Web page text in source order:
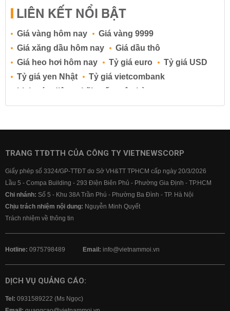
LIÊN KẾT NỔI BẬT
Giá vàng hôm nay
Giá vàng 9999
Giá xăng dầu hôm nay
Giá dầu thô
Giá heo hơi hôm nay
Tỷ giá euro
Tỷ giá USD
Tỷ giá yen Nhật
Tỷ giá vietcombank
Lịch cúp điện
Lãi suất ngân hàng
Lãi suất tiết kiệm
Lãi suất tiền gửi
Lãi suất ngân hàng BIDV
Lãi suất ngân hàng Vietcombank
TRANG TTĐTTH CỦA CÔNG TY VIETNEWSCORP
Giấy phép số 3324/GP-TTĐT do Sở VH&TT TPHCM cấp ngày 20/3/2026
Lầu 5 - Compa Building - 293 Điện Biên Phủ - Phường Gia Định - TP.HCM
Chi nhánh: Số 5 - Khu 38A Trần Phú - Phường Ba Đình - TP. Hà Nội
Chịu trách nhiệm nội dung: Nguyễn Minh Quyết
Trách nhiệm về thông tin
Hotline: 0975798489 Email: info@vietnammoi.vn
DỊCH VỤ QUẢNG CÁO:
Tel: 0931589222 (Ms Ngọc)